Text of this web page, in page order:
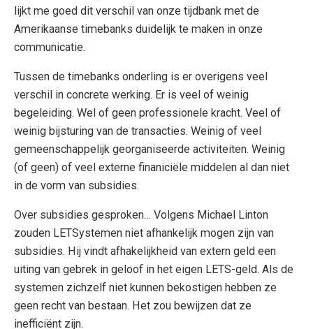
lijkt me goed dit verschil van onze tijdbank met de
Amerikaanse timebanks duidelijk te maken in onze
communicatie.
Tussen de timebanks onderling is er overigens veel
verschil in concrete werking. Er is veel of weinig
begeleiding. Wel of geen professionele kracht. Veel of
weinig bijsturing van de transacties. Weinig of veel
gemeenschappelijk georganiseerde activiteiten. Weinig
(of geen) of veel externe finaniciële middelen al dan niet
in de vorm van subsidies.
Over subsidies gesproken… Volgens Michael Linton
zouden LETSystemen niet afhankelijk mogen zijn van
subsidies. Hij vindt afhakelijkheid van extern geld een
uiting van gebrek in geloof in het eigen LETS-geld. Als de
systemen zichzelf niet kunnen bekostigen hebben ze
geen recht van bestaan. Het zou bewijzen dat ze
inefficiënt zijn.